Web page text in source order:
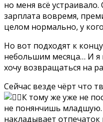
но меня всё
зарплата вовремя,
целом нормально, у
Но вот подходят к
небольшим месяца… И
хочу возвращаться на
Сейчас везде чёрт что
К тому же уже не
не понянчишь
накладывает